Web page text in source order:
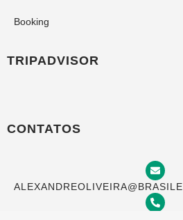
Booking
TRIPADVISOR
CONTATOS